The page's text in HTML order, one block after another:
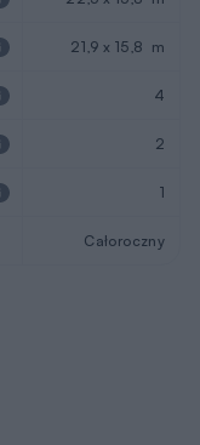
21,9 x 15,8 m
4
2
1
Całoroczny